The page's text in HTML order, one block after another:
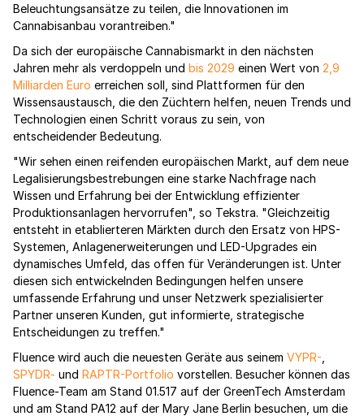
Beleuchtungsansätze zu teilen, die Innovationen im
Cannabisanbau vorantreiben."
Da sich der europäische Cannabismarkt in den nächsten
Jahren mehr als verdoppeln und bis 2029 einen Wert von 2,9
Milliarden Euro erreichen soll, sind Plattformen für den
Wissensaustausch, die den Züchtern helfen, neuen Trends und
Technologien einen Schritt voraus zu sein, von
entscheidender Bedeutung.
"Wir sehen einen reifenden europäischen Markt, auf dem neue
Legalisierungsbestrebungen eine starke Nachfrage nach
Wissen und Erfahrung bei der Entwicklung effizienter
Produktionsanlagen hervorrufen", so Tekstra. "Gleichzeitig
entsteht in etablierteren Märkten durch den Ersatz von HPS-
Systemen, Anlagenerweiterungen und LED-Upgrades ein
dynamisches Umfeld, das offen für Veränderungen ist. Unter
diesen sich entwickelnden Bedingungen helfen unsere
umfassende Erfahrung und unser Netzwerk spezialisierter
Partner unseren Kunden, gut informierte, strategische
Entscheidungen zu treffen."
Fluence wird auch die neuesten Geräte aus seinem VYPR-
SPYDR- und RAPTR-Portfolio vorstellen. Besucher können das
Fluence-Team am Stand 01.517 auf der GreenTech Amsterdam
und am Stand PA12 auf der Mary Jane Berlin besuchen, um die